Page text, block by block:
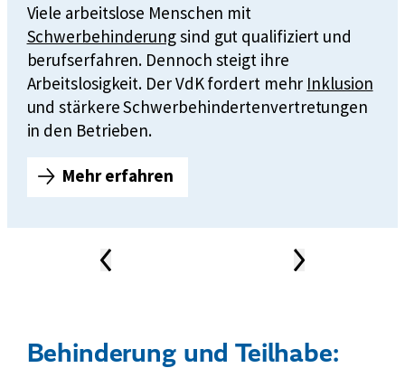
Vorheriger
Inhalt
Nächster
Inhalt
Viele arbeitslose Menschen mit
Schwerbehinderungsind gut qualifiziert und
berufserfahren. Dennoch steigt ihre
Arbeitslosigkeit. Der VdK fordert mehr Inklusion
und stärkere Schwerbehindertenvertretungen
in den Betrieben.
Mehr erfahren
F
c
f
Behinderung und Teilhabe: